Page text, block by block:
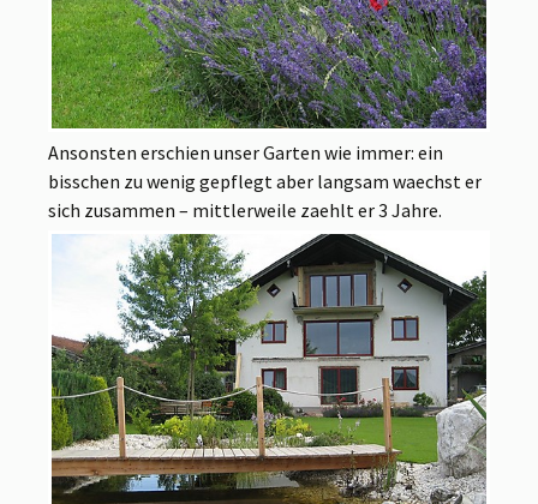
Ansonsten erschien unser Garten wie immer: ein
bisschen zu wenig gepflegt aber langsam waechst er
sich zusammen – mittlerweile zaehlt er 3 Jahre.